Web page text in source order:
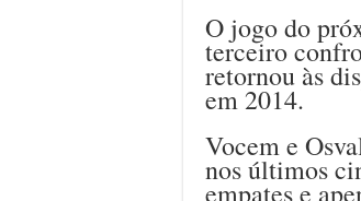
O jogo do
terceiro
retornou às
em 2014.
Vocem e
nos últimos
empates e